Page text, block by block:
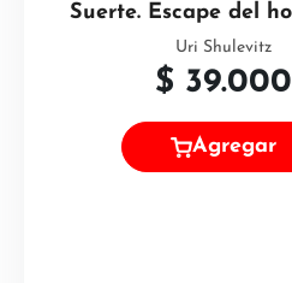
Suerte. Escape del
Uri Shulevitz
$ 39.000
Agregar